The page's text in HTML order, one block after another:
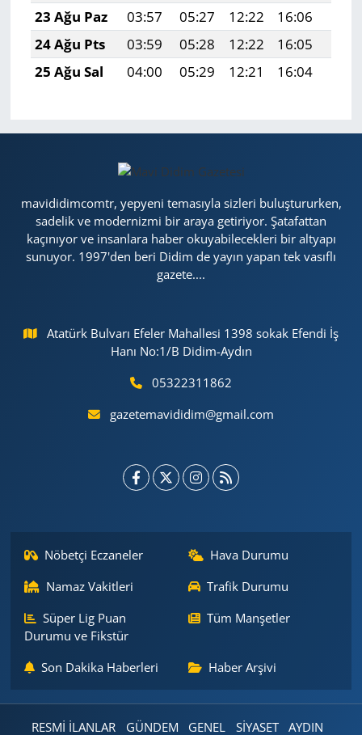
23 Ağu Paz
03:57 05:27 12:22 16:06
24 Ağu Pts
03:59 05:28 12:22 16:05
25 Ağu Sal
04:00 05:29 12:21 16:04
mavididimcomtr, yepyeni temasıyla sizleri buluştururken,
sadelik ve modernizmi bir araya getiriyor. Şatafattan
kaçınıyor ve insanlara haber okuyabilecekleri bir altyapı
sunuyor. 1997'den beri Didim de yayın yapan tek vasıflı
gazete....
Atatürk Bulvarı Efeler Mahallesi 1398 sokak Efendi İş
Hanı No:1/B Didim-Aydın
05322311862
gazetemavididim@gmail.com
Nöbetçi Eczaneler
Hava Durumu
Namaz Vakitleri
Trafik Durumu
Süper Lig Puan
Durumu ve Fikstür
Tüm Manşetler
Son Dakika Haberleri Haber Arşivi
RESMİ İLANLAR GÜNDEM GENEL SİYASET AYDIN